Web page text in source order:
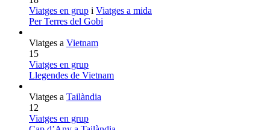
Viatges en grup i Viatges a mida
Per Terres del Gobi
Viatges a Vietnam
15
Viatges en grup
Llegendes de Vietnam
Viatges a Tailàndia
12
Viatges en grup